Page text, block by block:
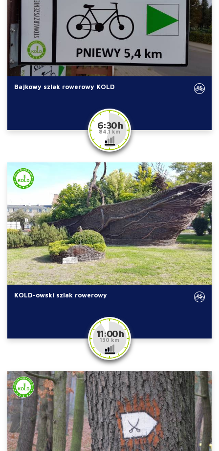
Bajkowy szlak rowerowy KOLD
6:30 h
84.1 km
KOLD-owski szlak rowerowy
11:00 h
130 km